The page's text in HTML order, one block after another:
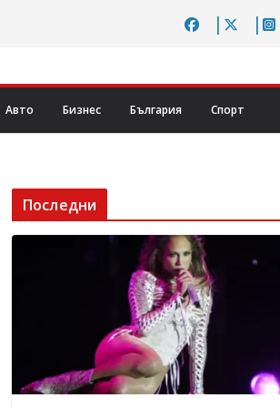
Авто Бизнес България Спорт
Последни